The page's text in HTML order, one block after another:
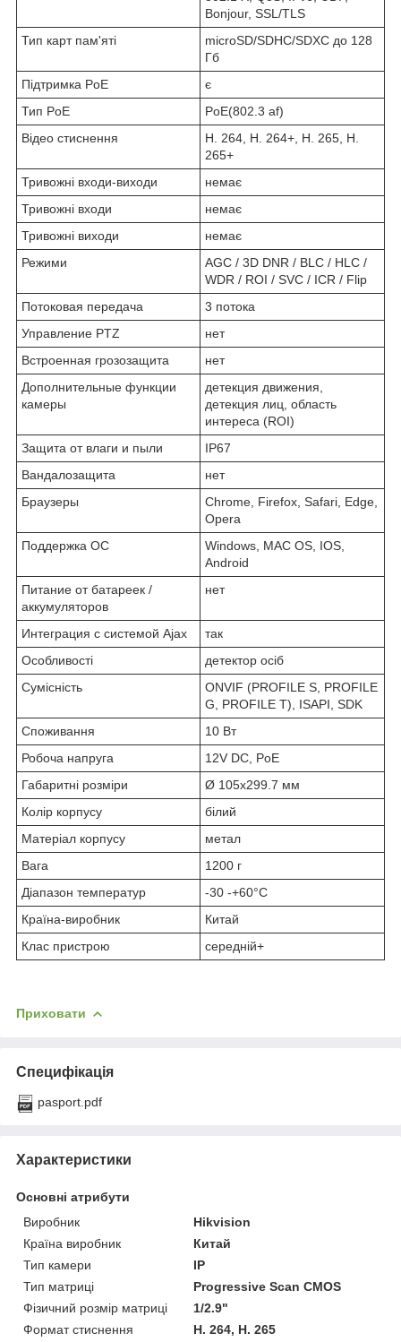
Bonjour, SSL/TLS
Тип карт пам'яті
microSD/SDHC/SDXC до 128
Гб
Підтримка PoE
є
Тип PoE
PoE(802.3 af)
Відео стиснення
H. 264, H. 264+, H. 265, H.
265+
Тривожні входи-виходи
немає
Тривожні входи
немає
Тривожні виходи
немає
Режими
AGC / 3D DNR / BLC / HLC /
WDR / ROI / SVC / ICR / Flip
Потоковая передача
3 потока
Управление PTZ
нет
Встроенная грозозащита
нет
Дополнительные функции
камеры
детекция движения,
детекция лиц, область
интереса (ROI)
Защита от влаги и пыли
IP67
Вандалозащита
нет
Браузеры
Chrome, Firefox, Safari, Edge,
Opera
Поддержка ОС
Windows, MAC OS, IOS,
Android
Питание от батареек /
аккумуляторов
нет
Интеграция с системой Ajax
так
Особливості
детектор осіб
Сумісність
ONVIF (PROFILE S, PROFILE
G, PROFILE T), ISAPI, SDK
Споживання
10 Вт
Робоча напруга
12V DC, PoE
Габаритні розміри
Ø 105х299.7 мм
Колір корпусу
білий
Матеріал корпусу
метал
Вага
1200 г
Діапазон температур
-30 -+60°C
Країна-виробник
Китай
Клас пристрою
середній+
Приховати
Специфікація
pasport.pdf
Характеристики
Основні атрибути
Виробник
Hikvision
Країна виробник
Китай
Тип камери
IP
Тип матриці
Progressive Scan CMOS
Фізичний розмір матриці
1/2.9"
Формат стиснення
H. 264, H. 265